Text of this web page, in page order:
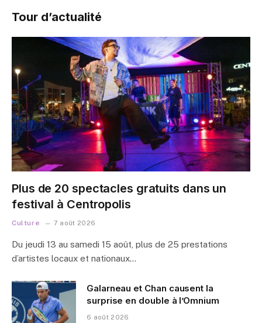
Tour d’actualité
Plus de 20 spectacles gratuits dans un
festival à Centropolis
Culture 7 août 2026
Du jeudi 13 au samedi 15 août, plus de 25 prestations
d’artistes locaux et nationaux…
Galarneau et Chan causent la
surprise en double à l’Omnium
6 août 2026